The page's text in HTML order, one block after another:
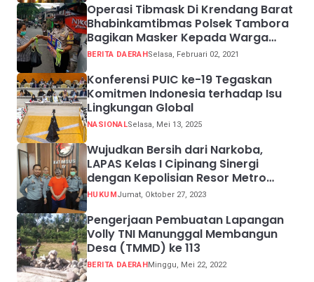
Operasi Tibmask Di Krendang Barat
Bhabinkamtibmas Polsek Tambora
Bagikan Masker Kepada Warga
Pelanggar Prokes
BERITA DAERAHSelasa, Februari 02, 2021
Konferensi PUIC ke-19 Tegaskan
Komitmen Indonesia terhadap Isu
Lingkungan Global
NASIONALSelasa, Mei 13, 2025
Wujudkan Bersih dari Narkoba,
LAPAS Kelas I Cipinang Sinergi
dengan Kepolisian Resor Metro
Jakarta Barat
HUKUMJumat, Oktober 27, 2023
Pengerjaan Pembuatan Lapangan
Volly TNI Manunggal Membangun
Desa (TMMD) ke 113
BERITA DAERAHMinggu, Mei 22, 2022